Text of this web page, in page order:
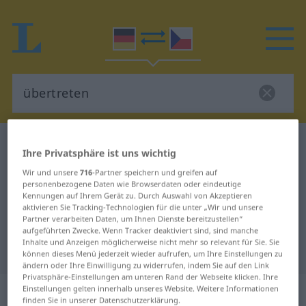
Deutsch-Tschechisch Übersetzung
für "übertreten"
"übertreten" Tschechisch
Übersetzung
„übertreten“
Ihre Privatsphäre ist uns wichtig
Wir und unsere716-Partner speichern und greifen auf
personenbezogene Daten wie Browserdaten oder eindeutige
Kennungen auf Ihrem Gerät zu. Durch Auswahl von Akzeptieren
aktivieren Sie Tracking-Technologien für die unter „Wir und unsere
Partner verarbeiten Daten, um Ihnen Dienste bereitzustellen“
aufgeführten Zwecke. Wenn Tracker deaktiviert sind, sind manche
Inhalte und Anzeigen möglicherweise nicht mehr so relevant für Sie. Sie
können dieses Menü jederzeit wieder aufrufen, um Ihre Einstellungen zu
ändern oder Ihre Einwilligung zu widerrufen, indem Sie auf den Link
Privatsphäre-Einstellungen am unteren Rand der Webseite klicken. Ihre
Einstellungen gelten innerhalb unseres Website. Weitere Informationen
finden Sie in unserer Datenschutzerklärung.